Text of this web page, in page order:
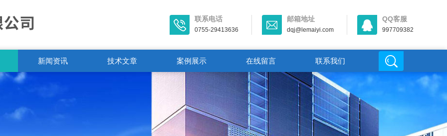
联系电话
0755-29413636
邮箱地址
dqj@lemaiyi.com
QQ客服
997709382
新闻资讯 技术文章 案例展示 在线留言 联系我们